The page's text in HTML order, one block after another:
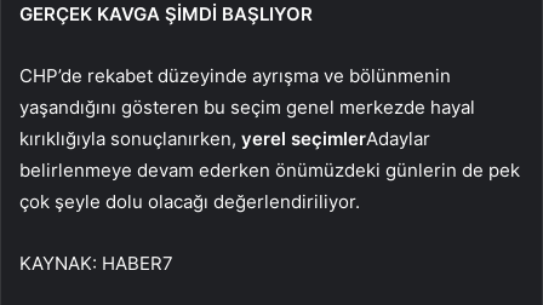
GERÇEK KAVGA ŞİMDİ BAŞLIYOR
CHP’de rekabet düzeyinde ayrışma ve bölünmenin
yaşandığını gösteren bu seçim genel merkezde hayal
kırıklığıyla sonuçlanırken, yerel seçimlerAdaylar
belirlenmeye devam ederken önümüzdeki günlerin de pek
çok şeyle dolu olacağı değerlendiriliyor.
KAYNAK: HABER7